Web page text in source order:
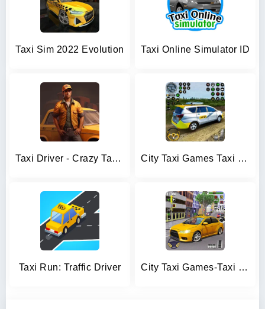
Taxi Sim 2022 Evolution Taxi Online Simulator ID
Taxi Driver - Crazy Taxi Games City Taxi Games Taxi Simulator
Taxi Run: Traffic Driver City Taxi Games-Taxi Car Games